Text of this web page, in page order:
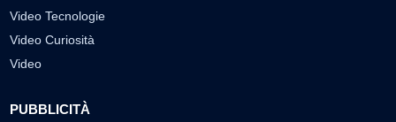
Video Tecnologie
Video Curiosità
Video
PUBBLICITÀ